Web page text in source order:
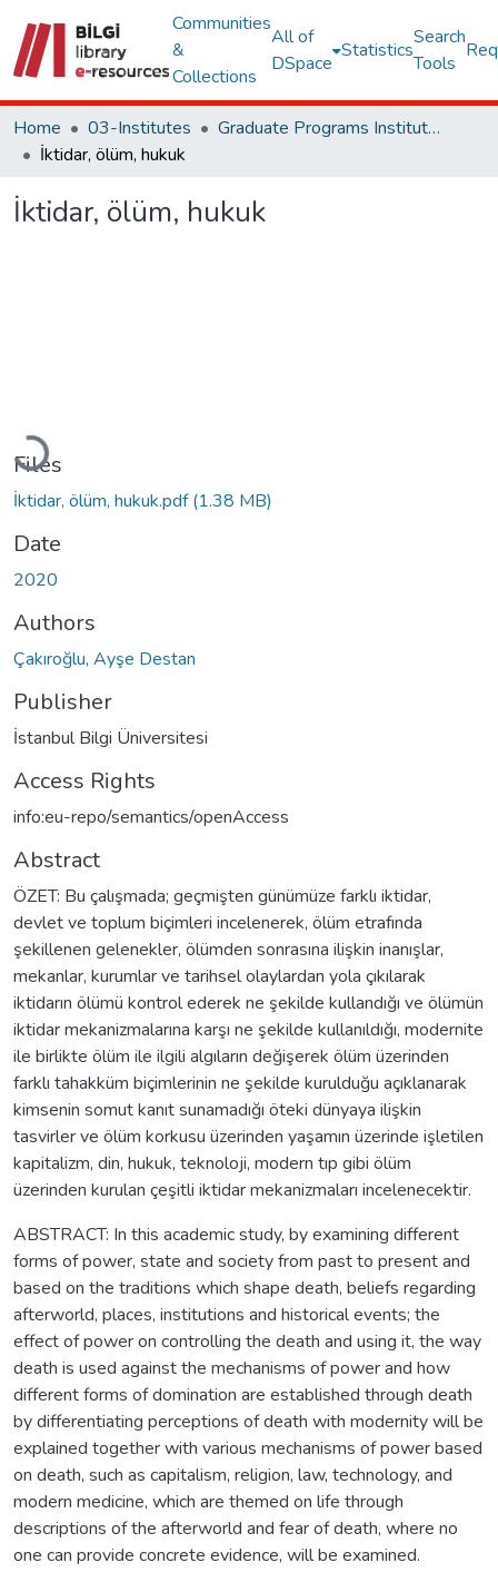
Communities
&
Collections
All of
DSpace
Statistics
Search
Tools
Home 03-Institutes
Graduate Programs Institute Thesis Collection
İktidar, ölüm, hukuk
İktidar, ölüm, hukuk
Loading...
Files
İktidar, ölüm, hukuk.pdf(1.38 MB)
Date
2020
Authors
Çakıroğlu, Ayşe Destan
Publisher
İstanbul Bilgi Üniversitesi
Access Rights
info:eu-repo/semantics/openAccess
Abstract
ÖZET: Bu çalışmada; geçmişten günümüze farklı iktidar,
devlet ve toplum biçimleri incelenerek, ölüm etrafında
şekillenen gelenekler, ölümden sonrasına ilişkin inanışlar,
mekanlar, kurumlar ve tarihsel olaylardan yola çıkılarak
iktidarın ölümü kontrol ederek ne şekilde kullandığı ve ölümün
iktidar mekanizmalarına karşı ne şekilde kullanıldığı, modernite
ile birlikte ölüm ile ilgili algıların değişerek ölüm üzerinden
farklı tahakküm biçimlerinin ne şekilde kurulduğu açıklanarak
kimsenin somut kanıt sunamadığı öteki dünyaya ilişkin
tasvirler ve ölüm korkusu üzerinden yaşamın üzerinde işletilen
kapitalizm, din, hukuk, teknoloji, modern tıp gibi ölüm
üzerinden kurulan çeşitli iktidar mekanizmaları incelenecektir.
ABSTRACT: In this academic study, by examining different
forms of power, state and society from past to present and
based on the traditions which shape death, beliefs regarding
afterworld, places, institutions and historical events; the
effect of power on controlling the death and using it, the way
death is used against the mechanisms of power and how
different forms of domination are established through death
by differentiating perceptions of death with modernity will be
explained together with various mechanisms of power based
on death, such as capitalism, religion, law, technology, and
modern medicine, which are themed on life through
descriptions of the afterworld and fear of death, where no
one can provide concrete evidence, will be examined.